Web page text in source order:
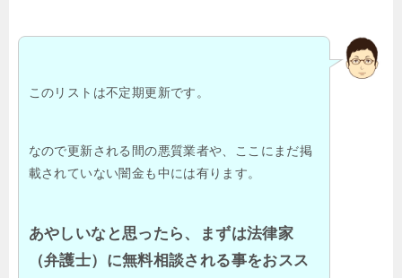
このリストは不定期更新です。
なので更新される間の悪質業者や、ここにまだ掲
載されていない闇金も中には有ります。
あやしいなと思ったら、まずは法律家
（弁護士）に無料相談される事をおスス